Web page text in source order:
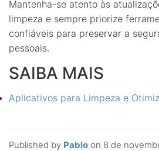
Published by Pablo on 8 de
Mantenha-se atento às
limpeza e sempre priorize
confiáveis para preservar a
pessoais.
SAIBA MAIS
Aplicativos para Limpeza e